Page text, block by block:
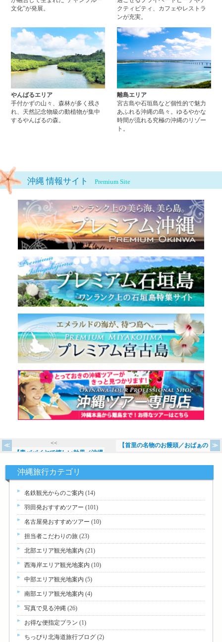
文化”が発展。
クティビティ、カフェやレストラ
ンが充実。
やんばるエリア
手付かずの山々、森林が多く残さ
れ、天然記念物級の動植物が集中
するやんばるの森。
やんばるエリアページへ
離島エリア
宮古島や石垣島など個性的で魅力
あふれる沖縄の島々。ゆるやかな
時間が流れる究極の沖縄のリゾー
ト。
沖縄 情報サイト Premium Site
<<
【青パパイヤで嬉しい効果／沖縄
【首里の名物のお饅頭／おばぁの
沖縄旅行カテゴリ
名鉄観光からのご案内 (14)
羽田発おすすめツアー (101)
名古屋発おすすめツアー (10)
担当者こだわりの旅 (23)
北部エリア観光地案内 (21)
西海岸エリア観光地案内 (10)
中部エリア観光地案内 (5)
南部エリア観光地案内 (4)
写真で見る沖縄 (26)
お得な便指定プラン (1)
ちっぴり北海道旅行ブログ (2)